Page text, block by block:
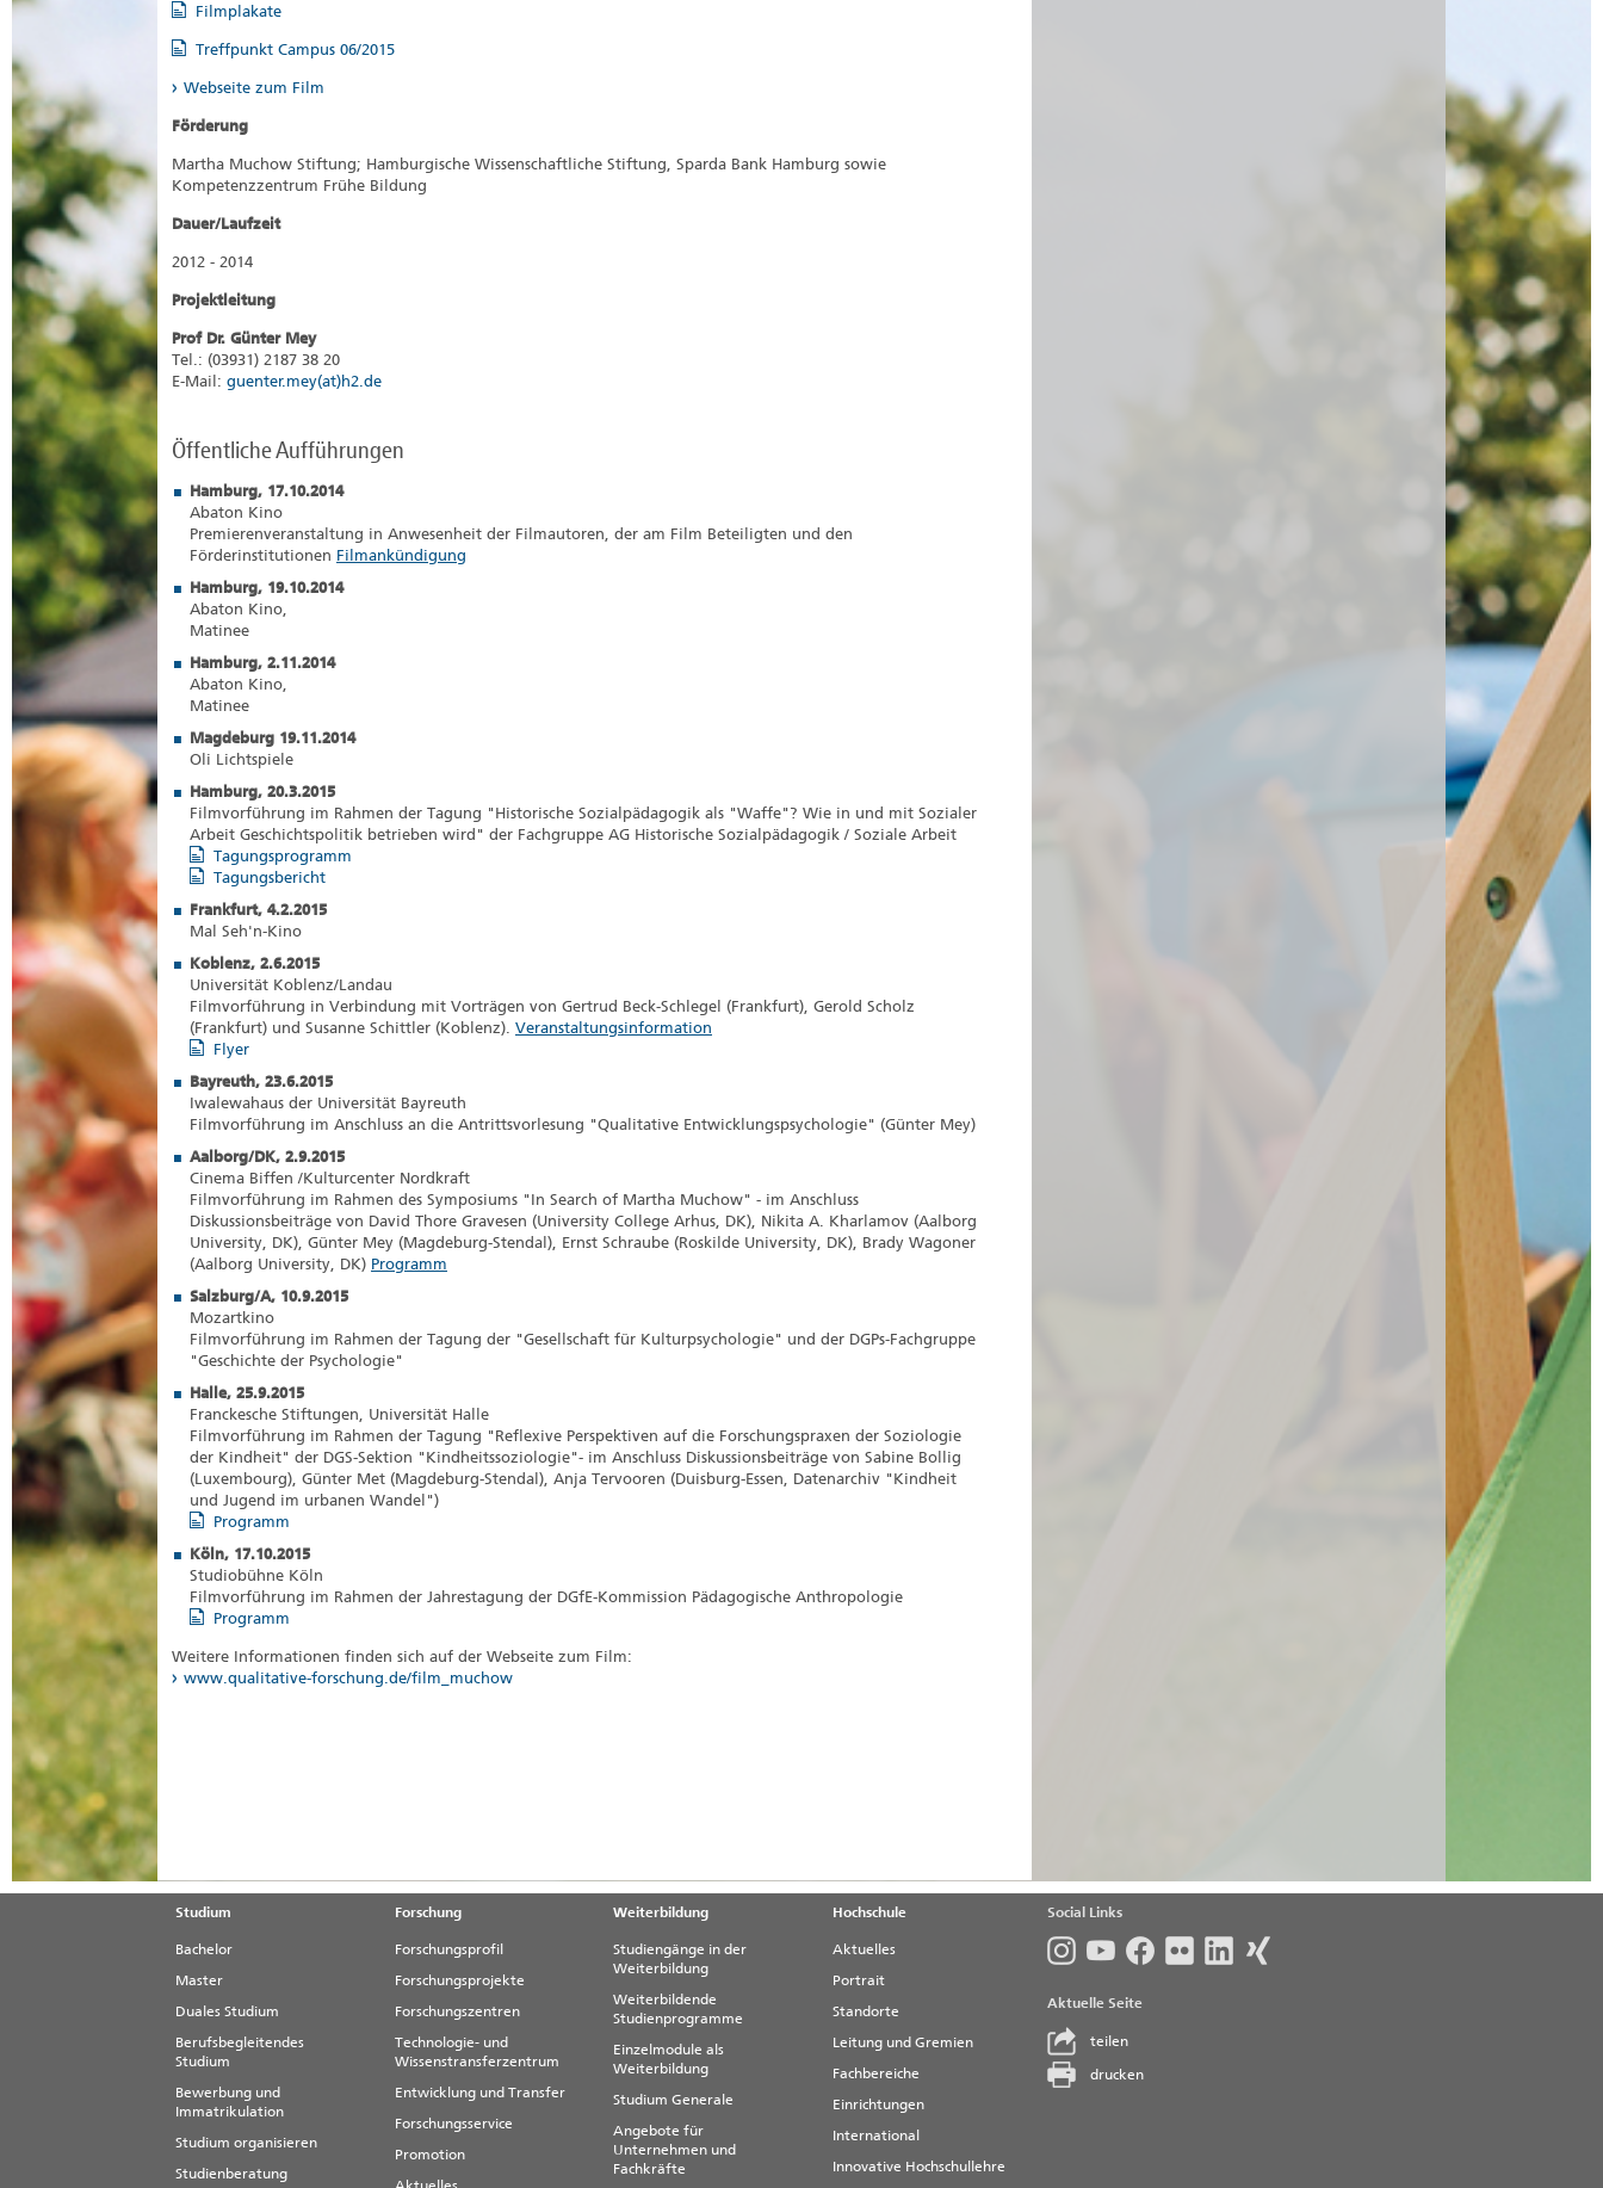
Filmplakate
Treffpunkt Campus 06/2015
Webseite zum Film
Förderung
Martha Muchow Stiftung; Hamburgische Wissenschaftliche Stiftung, Sparda Bank Hamburg sowie
Kompetenzzentrum Frühe Bildung
Dauer/Laufzeit
2012 - 2014
Projektleitung
Prof Dr. Günter Mey
Tel.: (03931) 2187 38 20
E-Mail: guenter.mey(at)h2.de
Öffentliche Aufführungen
Hamburg, 17.10.2014
Abaton Kino
Premierenveranstaltung in Anwesenheit der Filmautoren, der am Film Beteiligten und den
Förderinstitutionen Filmankündigung
Hamburg, 19.10.2014
Abaton Kino,
Matinee
Hamburg, 2.11.2014
Abaton Kino,
Matinee
Magdeburg 19.11.2014
Oli Lichtspiele
Hamburg, 20.3.2015
Filmvorführung im Rahmen der Tagung "Historische Sozialpädagogik als "Waffe"? Wie in und mit Sozialer
Arbeit Geschichtspolitik betrieben wird" der Fachgruppe AG Historische Sozialpädagogik / Soziale Arbeit
Tagungsprogramm
Tagungsbericht
Frankfurt, 4.2.2015
Mal Seh'n-Kino
Koblenz, 2.6.2015
Universität Koblenz/Landau
Filmvorführung in Verbindung mit Vorträgen von Gertrud Beck-Schlegel (Frankfurt), Gerold Scholz
(Frankfurt) und Susanne Schittler (Koblenz). Veranstaltungsinformation
Flyer
Bayreuth, 23.6.2015
Iwalewahaus der Universität Bayreuth
Filmvorführung im Anschluss an die Antrittsvorlesung "Qualitative Entwicklungspsychologie" (Günter Mey)
Aalborg/DK, 2.9.2015
Cinema Biffen /Kulturcenter Nordkraft
Filmvorführung im Rahmen des Symposiums "In Search of Martha Muchow" - im Anschluss
Diskussionsbeiträge von David Thore Gravesen (University College Arhus, DK), Nikita A. Kharlamov (Aalborg
University, DK), Günter Mey (Magdeburg-Stendal), Ernst Schraube (Roskilde University, DK), Brady Wagoner
(Aalborg University, DK) Programm
Salzburg/A, 10.9.2015
Mozartkino
Filmvorführung im Rahmen der Tagung der "Gesellschaft für Kulturpsychologie" und der DGPs-Fachgruppe
"Geschichte der Psychologie"
Halle, 25.9.2015
Franckesche Stiftungen, Universität Halle
Filmvorführung im Rahmen der Tagung "Reflexive Perspektiven auf die Forschungspraxen der Soziologie
der Kindheit" der DGS-Sektion "Kindheitssoziologie"- im Anschluss Diskussionsbeiträge von Sabine Bollig
(Luxembourg), Günter Met (Magdeburg-Stendal), Anja Tervooren (Duisburg-Essen, Datenarchiv "Kindheit
und Jugend im urbanen Wandel")
Programm
Köln, 17.10.2015
Studiobühne Köln
Filmvorführung im Rahmen der Jahrestagung der DGfE-Kommission Pädagogische Anthropologie
Programm
Weitere Informationen finden sich auf der Webseite zum Film:
www.qualitative-forschung.de/film_muchow
Studium
Bachelor
Master
Duales Studium
Berufsbegleitendes
Studium
Bewerbung und
Immatrikulation
Studium organisieren
Studienberatung
Forschung
Forschungsprofil
Forschungsprojekte
Forschungszentren
Technologie- und
Wissenstransferzentrum
Entwicklung und Transfer
Forschungsservice
Promotion
Weiterbildung
Studiengänge in der
Weiterbildung
Weiterbildende
Studienprogramme
Einzelmodule als
Weiterbildung
Studium Generale
Angebote für
Unternehmen und
Fachkräfte
Hochschule
Aktuelles
Portrait
Standorte
Leitung und Gremien
Fachbereiche
Einrichtungen
International
Innovative Hochschullehre
Social Links
Aktuelle Seite
teilen
drucken